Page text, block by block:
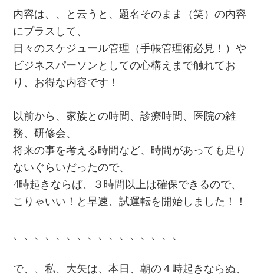
内容は、、と云うと、題名そのまま（笑）の内容
にプラスして、
日々のスケジュール管理（手帳管理術必見！）や
ビジネスパーソンとしての心構えまで触れてお
り、お得な内容です！
以前から、家族との時間、診療時間、医院の雑
務、研修会、
将来の事を考える時間など、時間があっても足り
ないぐらいだったので、
4時起きならば、３時間以上は確保できるので、
こりゃいい！と早速、試運転を開始しました！！
、、、、、、、、、、、、、、、、
で、、私、大矢は、本日、朝の４時起きならぬ、